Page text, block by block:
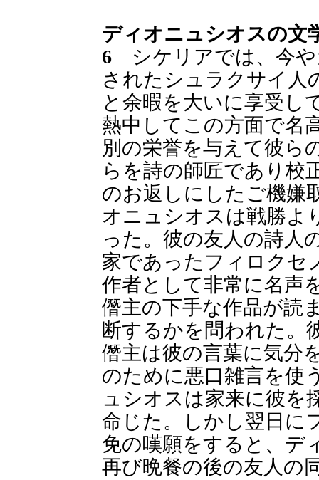
ディオニュシオスの文
6 シケリアでは、今や
されたシュラクサイ人
と余暇を大いに享受し
熱中してこの方面で名
別の栄誉を与えて彼ら
らを詩の師匠であり校
のお返しにしたご機嫌
オニュシオスは戦勝よ
った。彼の友人の詩人
家であったフィロクセ
作者として非常に名声
僭主の下手な作品が読
断するかを問われた。
僭主は彼の言葉に気分
のために悪口雑言を使
ュシオスは家来に彼を
命じた。しかし翌日に
免の嘆願をすると、デ
再び晩餐の後の友人の